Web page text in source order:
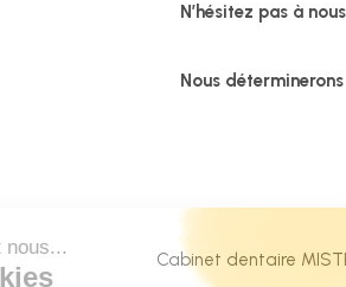
N’hésitez pas à
Nous
Cabinet dentaire